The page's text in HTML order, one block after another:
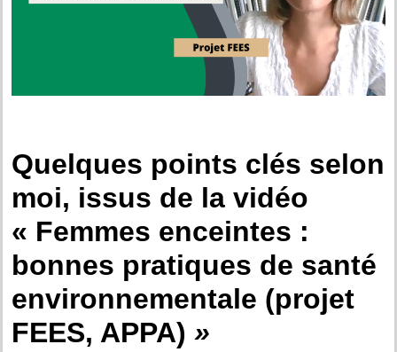
Quelques points clés selon
moi, issus de la vidéo
« Femmes enceintes :
bonnes pratiques de santé
environnementale (projet
FEES, APPA) »